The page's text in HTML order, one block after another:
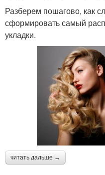
Разберем пошагово, как
сформировать самый
укладки.
читать дальше →